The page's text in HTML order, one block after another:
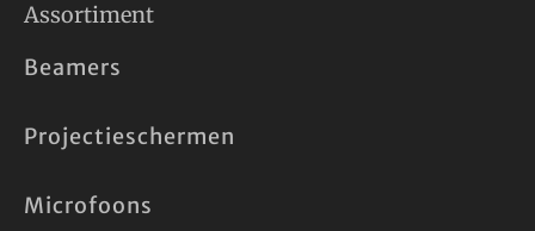
Assortiment
Beamers
Projectieschermen
Microfoons